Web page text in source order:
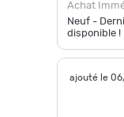
Achat
Neuf -
disponible !
ajouté le